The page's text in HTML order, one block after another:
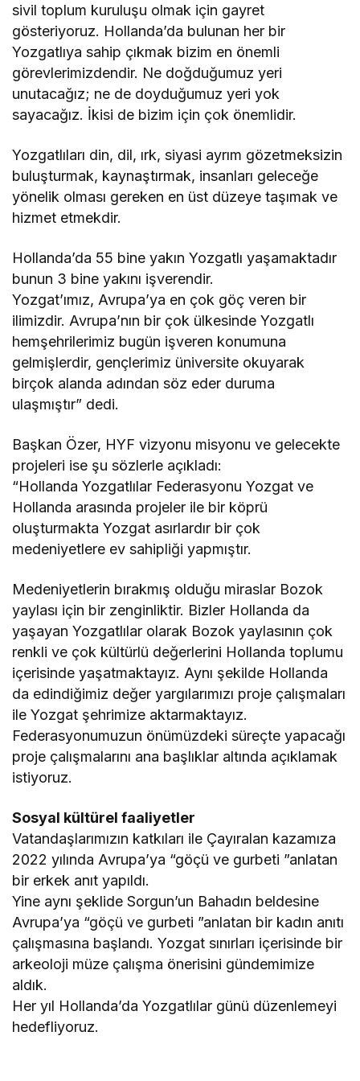
sivil toplum kuruluşu olmak için gayret
gösteriyoruz. Hollanda’da bulunan her bir
Yozgatlıya sahip çıkmak bizim en önemli
görevlerimizdendir. Ne doğduğumuz yeri
unutacağız; ne de doyduğumuz yeri yok
sayacağız. İkisi de bizim için çok önemlidir.
Yozgatlıları din, dil, ırk, siyasi ayrım gözetmeksizin
buluşturmak, kaynaştırmak, insanları geleceğe
yönelik olması gereken en üst düzeye taşımak ve
hizmet etmekdir.
Hollanda’da 55 bine yakın Yozgatlı yaşamaktadır
bunun 3 bine yakını işverendir.
Yozgat’ımız, Avrupa’ya en çok göç veren bir
ilimizdir. Avrupa’nın bir çok ülkesinde Yozgatlı
hemşehrilerimiz bugün işveren konumuna
gelmişlerdir, gençlerimiz üniversite okuyarak
birçok alanda adından söz eder duruma
ulaşmıştır” dedi.
Başkan Özer, HYF vizyonu misyonu ve gelecekte
projeleri ise şu sözlerle açıkladı:
“Hollanda Yozgatlılar Federasyonu Yozgat ve
Hollanda arasında projeler ile bir köprü
oluşturmakta Yozgat asırlardır bir çok
medeniyetlere ev sahipliği yapmıştır.
Medeniyetlerin bırakmış olduğu miraslar Bozok
yaylası için bir zenginliktir. Bizler Hollanda da
yaşayan Yozgatlılar olarak Bozok yaylasının çok
renkli ve çok kültürlü değerlerini Hollanda toplumu
içerisinde yaşatmaktayız. Aynı şekilde Hollanda
da edindiğimiz değer yargılarımızı proje çalışmaları
ile Yozgat şehrimize aktarmaktayız.
Federasyonumuzun önümüzdeki süreçte yapacağı
proje çalışmalarını ana başlıklar altında açıklamak
istiyoruz.
Sosyal kültürel faaliyetler
Vatandaşlarımızın katkıları ile Çayıralan kazamıza
2022 yılında Avrupa’ya “göçü ve gurbeti ”anlatan
bir erkek anıt yapıldı.
Yine aynı şeklide Sorgun’un Bahadın beldesine
Avrupa’ya “göçü ve gurbeti ”anlatan bir kadın anıtı
çalışmasına başlandı. Yozgat sınırları içerisinde bir
arkeoloji müze çalışma önerisini gündemimize
aldık.
Her yıl Hollanda’da Yozgatlılar günü düzenlemeyi
hedefliyoruz.